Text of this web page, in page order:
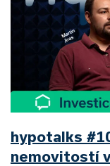
hypotalks
nemovitostí